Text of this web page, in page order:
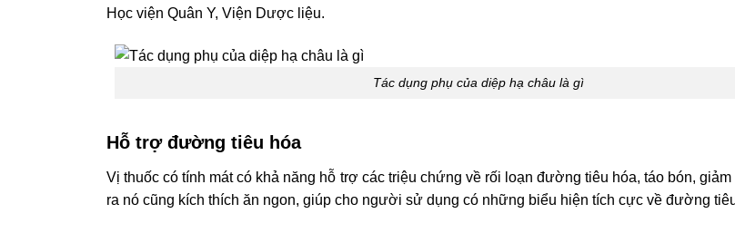
Học viện Quân Y, Viện Dược liệu.
Tác dụng phụ của diệp hạ châu là gì
Hỗ trợ đường tiêu hóa
Vị thuốc có tính mát có khả năng hỗ trợ các triệu chứng về rối loạn đường tiêu hóa, táo bón, giảm
ra nó cũng kích thích ăn ngon, giúp cho người sử dụng có những biểu hiện tích cực về đường